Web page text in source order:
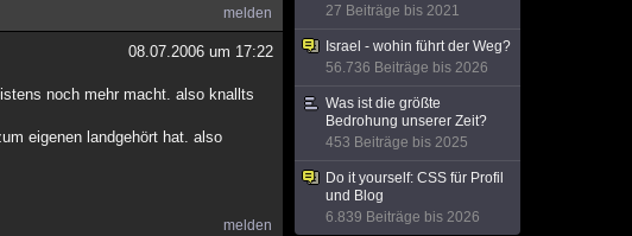
melden
08.07.2006 um 17:22
noch mehr macht. also knallts
eigenen landgehört hat. also
melden
27 Beiträge bis 2021
Israel - wohin führt der Weg?
56.736 Beiträge bis 2026
Was ist die größte
Bedrohung unserer Zeit?
453 Beiträge bis 2025
Do it yourself: CSS für Profil
und Blog
6.839 Beiträge bis 2026